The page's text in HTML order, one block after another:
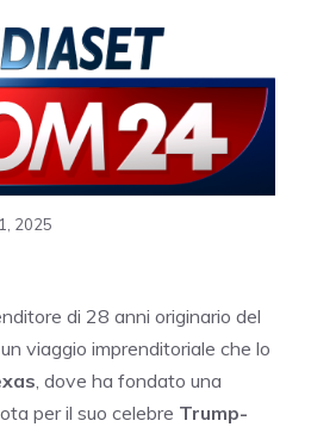
2025
di 28 anni originario del
viaggio imprenditoriale che lo
, dove ha fondato una
per il suo celebre Trump-